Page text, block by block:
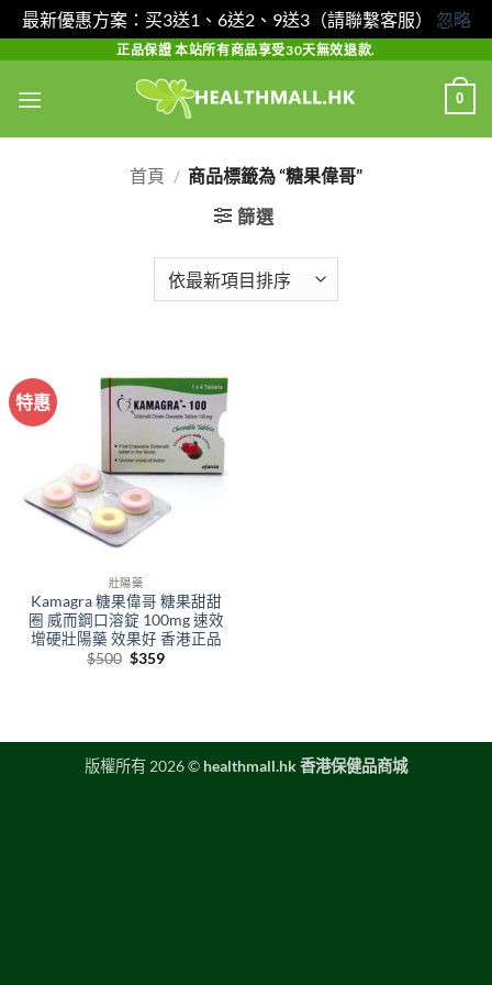
最新優惠方案：买3送1、6送2、9送3（請聯繫客服） 忽略
content
正品保證 本站所有商品享受30天無效退款.
0
首頁 / 商品標籤為 “糖果偉哥”
篩選
特惠
壯陽藥
Kamagra 糖果偉哥 糖果甜甜
圈 威而鋼口溶錠 100mg 速效
增硬壯陽藥 效果好 香港正品
$500 Original
$359Current
版權所有 2026 © healthmall.hk 香港保健品商城